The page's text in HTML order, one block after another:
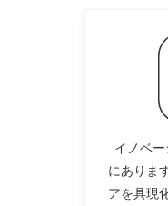
イノベ
にありま
アを具現